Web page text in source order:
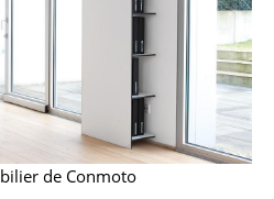
de Conmoto